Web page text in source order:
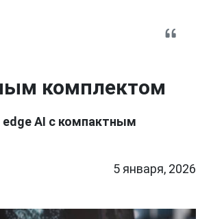
комплектом
edge AI с компактным
5 января, 2026